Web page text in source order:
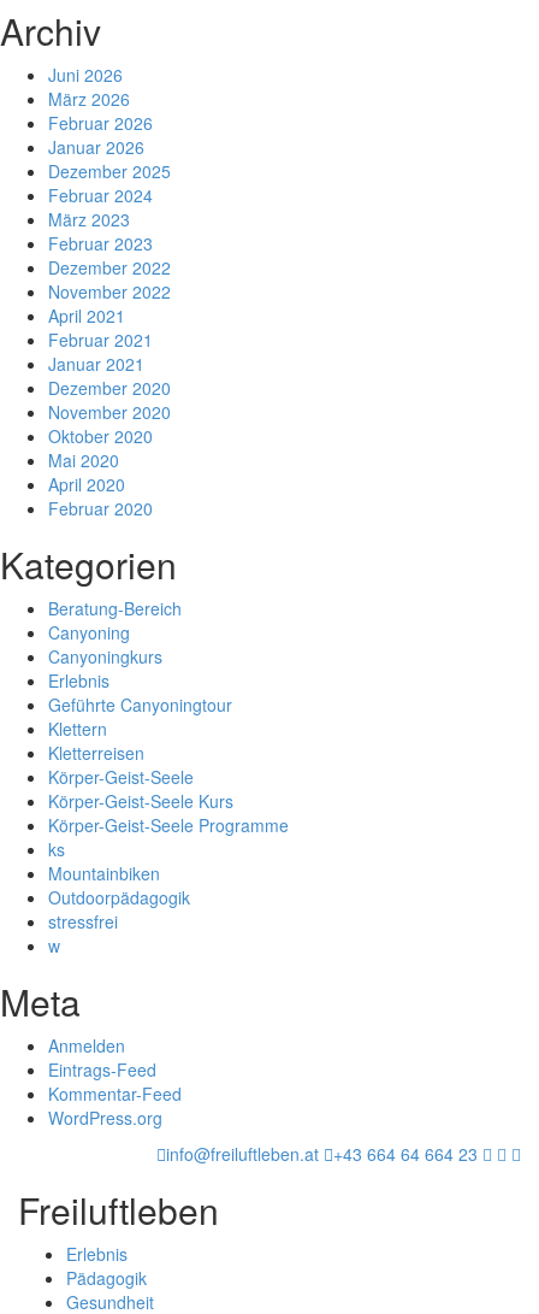
Archiv
Juni 2026
März 2026
Februar 2026
Januar 2026
Dezember 2025
Februar 2024
März 2023
Februar 2023
Dezember 2022
November 2022
April 2021
Februar 2021
Januar 2021
Dezember 2020
November 2020
Oktober 2020
Mai 2020
April 2020
Februar 2020
Kategorien
Beratung-Bereich
Canyoning
Canyoningkurs
Erlebnis
Geführte Canyoningtour
Klettern
Kletterreisen
Körper-Geist-Seele
Körper-Geist-Seele Kurs
Körper-Geist-Seele Programme
ks
Mountainbiken
Outdoorpädagogik
stressfrei
w
Meta
Anmelden
Eintrags-Feed
Kommentar-Feed
WordPress.org
info@freiluftleben.at
+43 664 64 664 23
Freiluftleben
Erlebnis
Pädagogik
Gesundheit